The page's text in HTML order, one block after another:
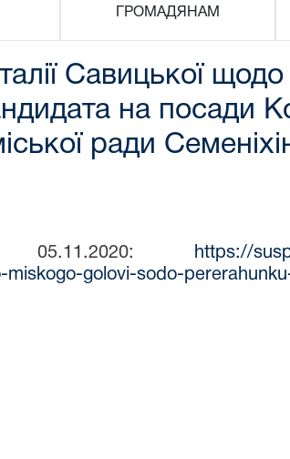
ГРОМАДЯНАМ
Савицької
на посади
ради
05.11.2020:
https://
miskogo-golovi-sodo-